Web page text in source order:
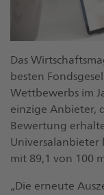
Das
besten
Wettbewerbs im
einzige Anbieter,
Bewertung
Universalanbieter
mit 89,1 von 100
„Die erneute